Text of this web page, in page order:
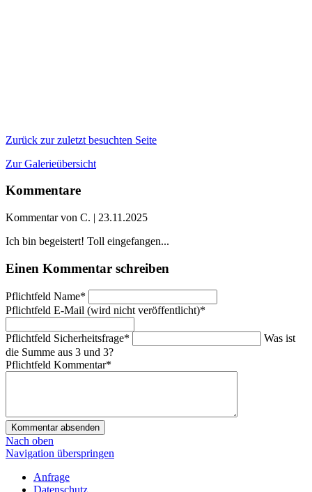
Zurück zur zuletzt besuchten Seite
Zur Galerieübersicht
Kommentare
Kommentar von C. | 23.11.2025
Ich bin begeistert! Toll eingefangen...
Einen Kommentar schreiben
Pflichtfeld Name*
Pflichtfeld E-Mail (wird nicht veröffentlicht)*
Pflichtfeld Sicherheitsfrage*
Was ist
die Summe aus 3 und 3?
Pflichtfeld Kommentar*
Kommentar absenden
Nach oben
Navigation überspringen
Anfrage
Datenschutz